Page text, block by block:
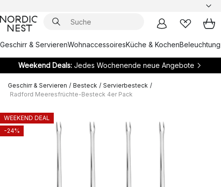
Geschirr & ServierenWohnaccessoiresKüche & KochenBeleuchtung
Weekend Deals:Jedes Wochenende neue Angebote
Geschirr & Servieren / Besteck / Servierbesteck /
Radford Meeresfrüchte-Besteck 4er Pack
WEEKEND DEAL
-24%